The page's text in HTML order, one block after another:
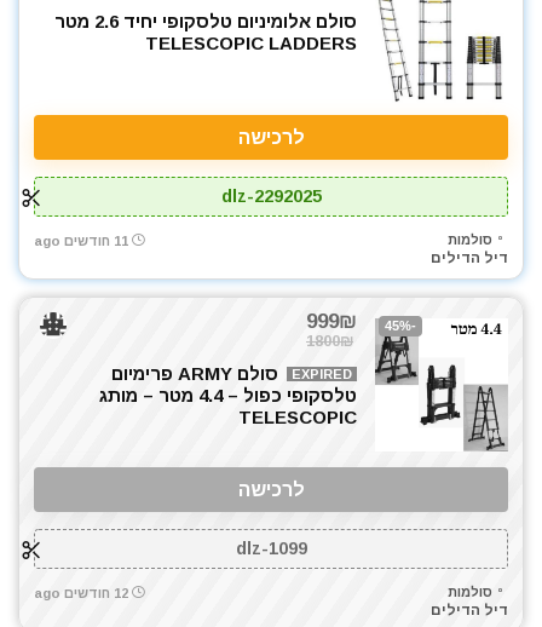
סולם אלומיניום טלסקופי יחיד 2.6 מטר
TELESCOPIC LADDERS
לרכישה
dlz-2292025
סולמות
דיל הדילים
11 חודשים ago
-45%
999₪
1800₪
EXPIRED
סולם ARMY פרימיום
טלסקופי כפול – 4.4 מטר – מותג
TELESCOPIC
לרכישה
dlz-1099
סולמות
דיל הדילים
12 חודשים ago